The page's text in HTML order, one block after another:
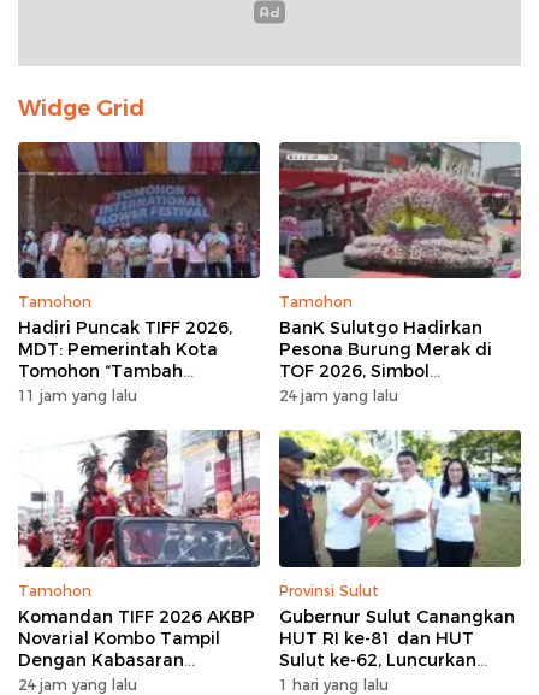
Widge Grid
Tamohon
Hadiri Puncak TIFF 2026,
MDT: Pemerintah Kota
Tomohon “Tambah
Mantap”, Usai Parade
kepada Masyarakat
11 jam yang lalu
Tamohon
BanK Sulutgo Hadirkan
Pesona Burung Merak di
TOF 2026, Simbol
Keagungan Dan
24 jam yang lalu
Tamohon
Komandan TIFF 2026 AKBP
Novarial Kombo Tampil
Dengan Kabasaran
Minahasa, Padukan Tugas
24 jam yang lalu
Provinsi Sulut
Gubernur Sulut Canangkan
HUT RI ke-81 dan HUT
Sulut ke-62, Luncurkan
Program Keringanan Pajak
1 hari yang lalu